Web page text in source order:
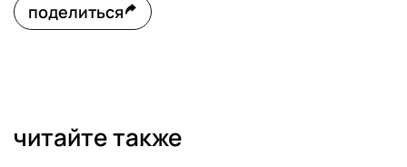
поделиться
читайте также